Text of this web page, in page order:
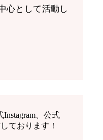
心として活動し
、公式
ております！